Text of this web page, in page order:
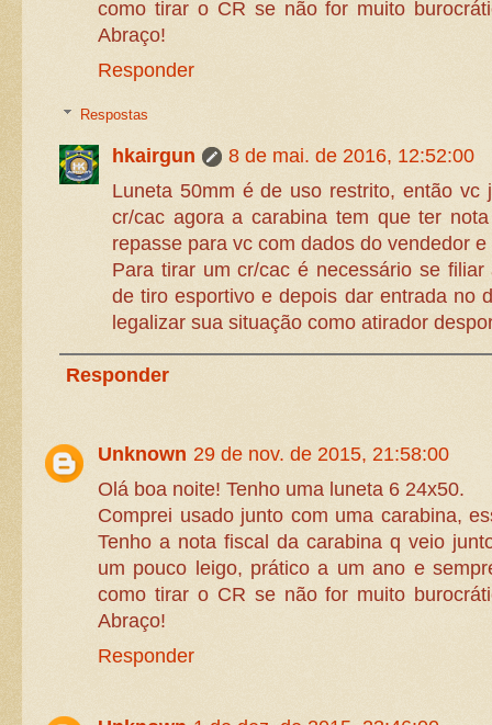
como tirar o CR se não for muito
Abraço!
Responder
Respostas
hkairgun
8 de mai. de 2016, 12:52:00
Luneta 50mm é de uso restrito, então vc
cr/cac agora a carabina tem que ter
repasse para vc com dados do vendedor e
Para tirar um cr/cac é necessário se filiar
de tiro esportivo e depois dar entrada no
legalizar sua situação como atirador
Responder
Unknown 29 de nov. de 2015, 21:58:00
Olá boa noite! Tenho uma luneta 6 24x50.
Comprei usado junto com uma carabina,
Tenho a nota fiscal da carabina q veio
um pouco leigo, prático a um ano e
como tirar o CR se não for muito
Abraço!
Responder